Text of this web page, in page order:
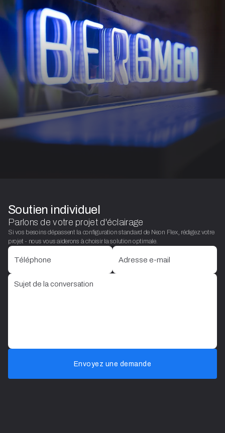
Soutien individuel
Parlons de votre projet d'éclairage
Si vos besoins dépassent la configuration standard de Neon Flex, rédigez votre
projet - nous vous aiderons à choisir la solution optimale.
Envoyez une demande